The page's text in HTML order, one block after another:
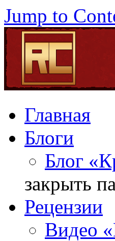
Jump to
Главная
Блоги
Блог
закрыть
Рецензии
Видео